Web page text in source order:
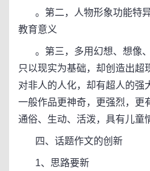
。第二，人物形象功能特
教育意义
。第三，多用幻想、想像
只以现实为基础，却创造出超
对非人的人化，却有超人的强
一般作品更神奇，更强烈，更
通俗、生动、活泼，具有儿童
四、话题作文的创新
1、思路要新